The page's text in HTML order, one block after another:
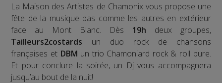
La Maison des Artistes de Chamonix vous propose une
fête de la musique pas comme les autres en extérieur
face au Mont Blanc. Dès 19h deux groupes,
Tailleurs2costards un duo rock de chansons
françaises etDBM un trio Chamoniard rock & roll pure.
Et pour conclure la soirée, un Dj vous accompagnera
jusqu’au bout de la nuit!